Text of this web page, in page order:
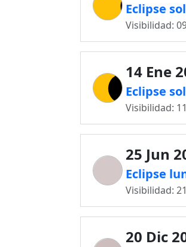
Eclipse
Visibilidad:
14 Ene
Eclipse
Visibilidad:
25 Jun
Eclipse
Visibilidad:
20 Dic